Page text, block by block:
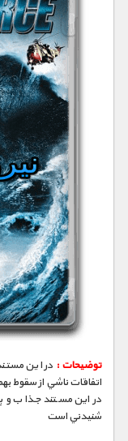
سرگرمی
شناخت کودکان
طبیعت
علم و فناوری
فرهنگ / هنر
کیهان / نجوم
گردشگری
ماورایی
مسابقات / ورزشی
مستند های
توضیحات : در این
اتفاقات ناشي از سقوط
در اين مستند جذاب و
شنيدني است